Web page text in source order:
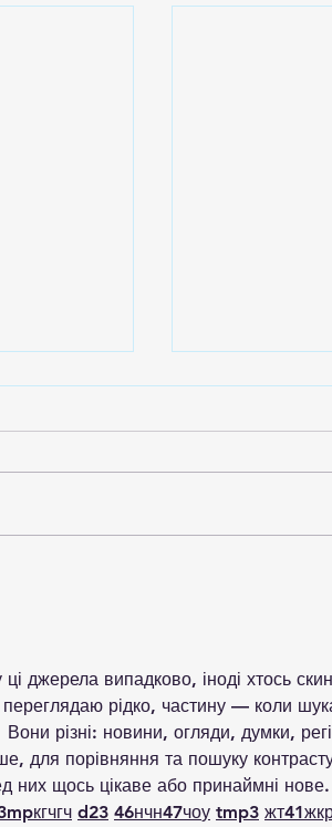
of
“The
gunmen
джерела випадково, іноді хтось
переглядаю рідко, частину — коли
різні: новини, огляди, думки,
для порівняння та пошуку
них щось цікаве або принаймні
mpкгчгч d23 46нчн47чоу tmp3 жт41ж